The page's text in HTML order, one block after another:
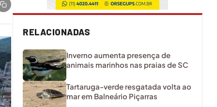
RELACIONADAS
Inverno aumenta presença de
animais marinhos nas praias de SC
Tartaruga-verde resgatada volta ao
mar em Balneário Piçarras